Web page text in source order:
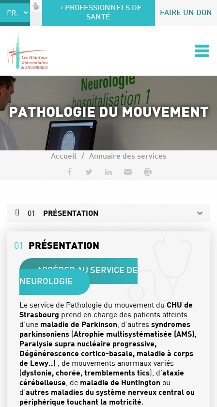
Accéder au contenu
Accéder au menuPROFESSIONNELS DE
SANTÉ
FAIRE UN DON
PATHOLOGIE DU MOUVEMENT
Accueil Annuaire des services
Partager sur Facebook
Partager sur Twitter
Partager sur LinkedIn
Envoyer par e-mail
01 PRÉSENTATION
03
L'ÉQUIPE PARAMÉDICALE
PRENDRE RDV
01 PRÉSENTATION
ACCÉDER AU SERVICE DE
NEUROLOGIE
Le service de Pathologie du mouvement du CHU de
Strasbourg prend en charge des patients atteints
d’une maladie de Parkinson , d’autres syndromes
parkinsoniens (Atrophie multisystématisée (AMS),
Paralysie supra nucléaire progressive,
Dégénérescence cortico-basale, maladie à corps
de Lewy..) , de mouvements anormaux variés
(dystonie, chorée, tremblements tics), d’ataxie
cérébelleuse , de maladie de Huntington ou
d’autres maladies du système nerveux central ou
périphérique touchant la motricité.